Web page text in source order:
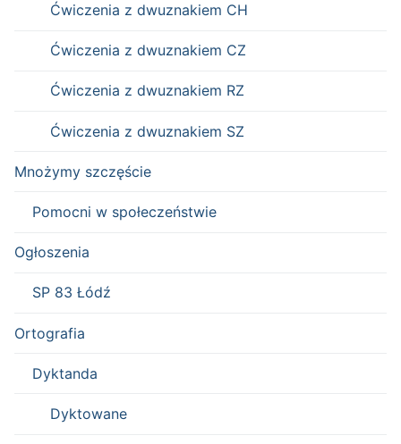
Ćwiczenia z dwuznakiem CH
Ćwiczenia z dwuznakiem CZ
Ćwiczenia z dwuznakiem RZ
Ćwiczenia z dwuznakiem SZ
Mnożymy szczęście
Pomocni w społeczeństwie
Ogłoszenia
SP 83 Łódź
Ortografia
Dyktanda
Dyktowane